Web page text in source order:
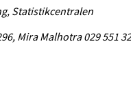
Statistikcentralen
Mira Malhotra 029 551